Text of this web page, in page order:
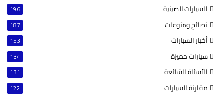
السيارات الصينية 196
نصائح ومنوعات 187
أخبار السيارات 153
سيارات مميزة 134
الأسئلة الشائعة 131
مقارنة السيارات 122